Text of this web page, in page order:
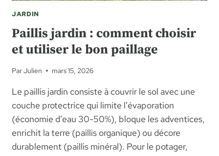
JARDIN
Paillis jardin : comment choisir
et utiliser le bon paillage
ParJulien mars 15, 2026
Le paillis jardin consiste à couvrir le sol avec une
couche protectrice qui limite l’évaporation
(économie d’eau 30-50%), bloque les adventices,
enrichit la terre (paillis organique) ou décore
durablement (paillis minéral). Pour le potager,